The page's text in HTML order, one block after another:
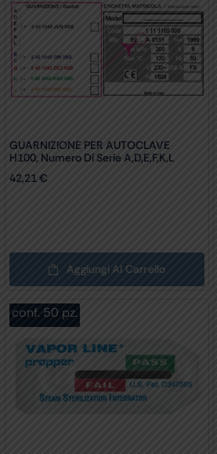
GUARNIZIONE PER AUTOCLAVE
H100, Numero Di Serie A,D,E,F,K,L
42,21€
Aggiungi Al Carrello
conf. 50 pz.